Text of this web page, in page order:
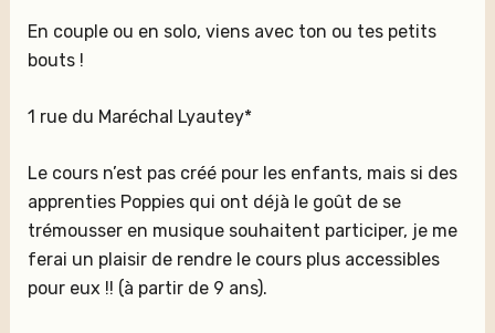
En couple ou en solo, viens avec ton ou tes petits
bouts !
1 rue du Maréchal Lyautey*
Le cours n’est pas créé pour les enfants, mais si des
apprenties Poppies qui ont déjà le goût de se
trémousser en musique souhaitent participer, je me
ferai un plaisir de rendre le cours plus accessibles
pour eux !! (à partir de 9 ans).